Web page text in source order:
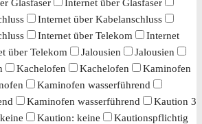
Glasfaser
Internet über Glasfaser
Internet über Kabelanschluss
Internet über Telekom
Internet
über Telekom Jalousien
Jalousien
Kachelofen Kachelofen
Kaminofen
Kaminofen wasserführend
Kaminofen wasserführend
Kaution 3
Kaution: keine
Kautionspflichtig